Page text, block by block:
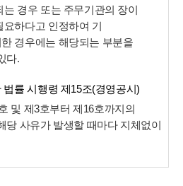
경우 또는 주무기관의 장이
하다고 인정하여 기
경우에는 해당되는 부분을
다.
률 시행령 제15조(경영공시)
및 제3호부터 제16호까지의
당 사유가 발생할 때마다 지체없이